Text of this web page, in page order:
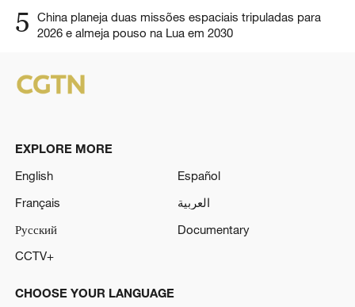
5
China planeja duas missões espaciais tripuladas para
2026 e almeja pouso na Lua em 2030
EXPLORE MORE
English
Español
Français
العربية
Русский
Documentary
CCTV+
CHOOSE YOUR LANGUAGE